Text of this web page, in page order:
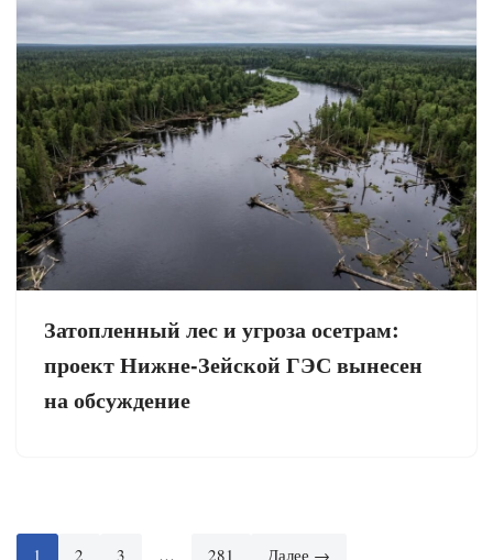
Затопленный лес и угроза осетрам:
проект Нижне-Зейской ГЭС вынесен
на обсуждение
1 2 3 … 281 Далее →